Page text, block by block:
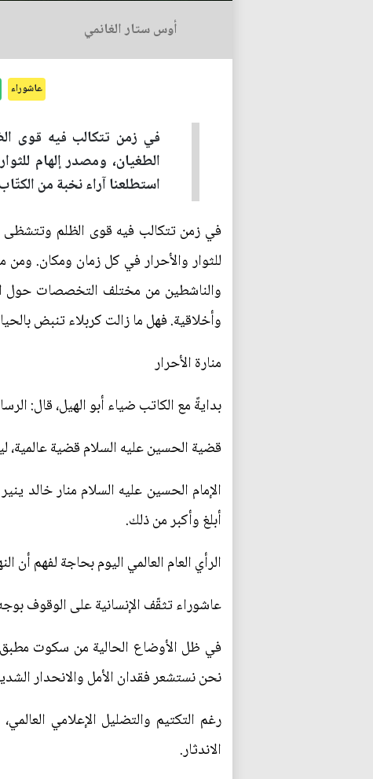
أوس ستار الغانمي
عاشوراء
في زمن تتكالب فيه قوى
الطغيان، ومصدر إلهام
استطلعنا آراء نخبة من
في زمن تتكالب فيه قوى الظلم وتتشظى
للثوار والأحرار في كل زمان ومكان. ومن
والناشطين من مختلف التخصصات حول
وأخلاقية. فهل ما زالت كربلاء تنبض
منارة الأحرار
بدايةً مع الكاتب ضياء أبو الهيل، قال:
قضية الحسين عليه السلام قضية
الإمام الحسين عليه السلام منار خالد
أبلغ وأكبر من ذلك.
الرأي العام العالمي اليوم بحاجة لفهم
عاشوراء تثقّف الإنسانية على الوقوف
في ظل الأوضاع الحالية من سكوت مطبق
نحن نستشعر فقدان الأمل والانحدار
رغم التكتيم والتضليل الإعلامي
الاندثار.